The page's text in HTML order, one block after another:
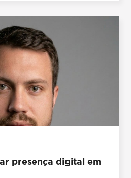
presença digital em